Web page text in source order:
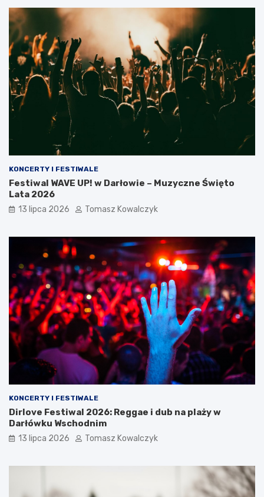
KONCERTY I FESTIWALE
Festiwal WAVE UP! w Darłowie – Muzyczne Święto
Lata 2026
13 lipca 2026 Tomasz Kowalczyk
KONCERTY I FESTIWALE
Dirlove Festiwal 2026: Reggae i dub na plaży w
Darłówku Wschodnim
13 lipca 2026 Tomasz Kowalczyk